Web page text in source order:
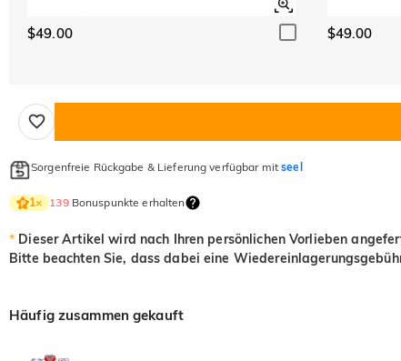
$49.00 $49.00
Sorgenfreie Rückgabe & Lieferung verfügbar mitseel
1× 139Bonuspunkte erhalten
* Dieser Artikel wird nach Ihren persönlichen Vorlieben
Bitte beachten Sie, dass dabei eine
Häufig zusammen gekauft